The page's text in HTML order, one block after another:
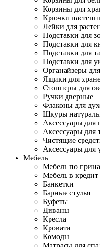
Корзины для
Крючки
Лейки для
Подставки для
Подставки для
Подставки для
Подставки для
Органайзеры
Ящики для
Стопперы для
Ручки дверные
Флаконы для
Шкуры
Аксессуары для
Аксессуары для
Чистящие
Аксессуары для
Мебель
Мебель по
Мебель в кредит
Банкетки
Барные стулья
Буфеты
Диваны
Кресла
Кровати
Комоды
Матрасы для